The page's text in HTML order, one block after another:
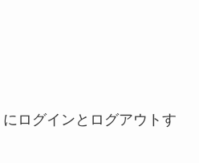
ログインとログアウトす